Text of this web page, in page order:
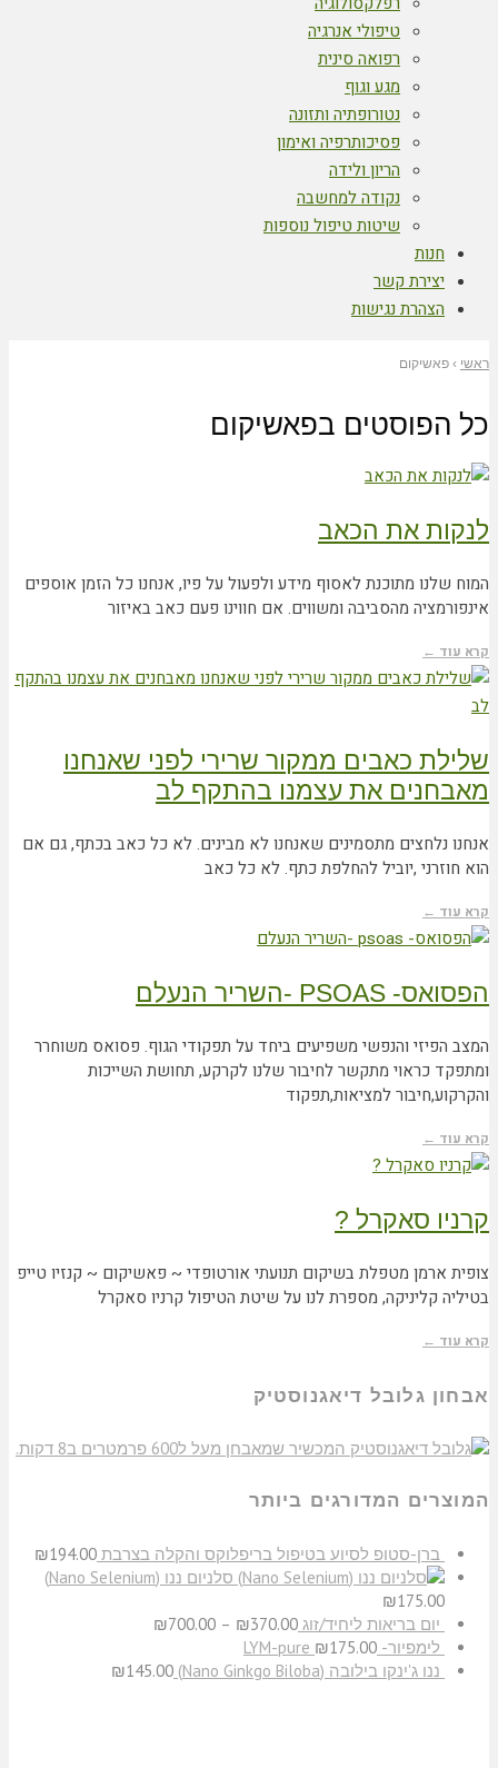
טיפולי אנרגיה
רפואה סינית
מגע וגוף
נטורופתיה ותזונה
פסיכותרפיה ואימון
הריון ולידה
נקודה למחשבה
שיטות טיפול נוספות
חנות
יצירת קשר
הצהרת נגישות
ראשי › פאשיקום
כל הפוסטים בפאשיקום
לנקות את הכאב
המוח שלנו מתוכנת לאסוף מידע ולפעול על פיו‫, אנחנו כל הזמן אוספים
אינפורמציה מהסביבה‫ ומשווים‫. אם חווינו פעם כאב באיזור
קרא עוד ←
שלילת כאבים ממקור שרירי לפני שאנחנו
מאבחנים את עצמנו בהתקף לב
אנחנו נלחצים מתסמינים שאנחנו לא מבינים. לא כל כאב בכתף, גם אם
הוא חוזרני ,יוביל להחלפת כתף. לא כל כאב
קרא עוד ←
הפסואס- PSOAS -השריר הנעלם
המצב הפיזי והנפשי משפיעים ביחד על תפקודי הגוף. פסואס משוחרר
ומתפקד כראוי מתקשר לחיבור שלנו לקרקע, תחושת השייכות
והקרקוע,חיבור למציאות,תפקוד
קרא עוד ←
קרניו סאקרל ?
צופית ארמן מטפלת בשיקום תנועתי אורטופדי ~ פאשיקום ~ קנזיו טייפ
בטיליה קליניקה, מספרת לנו על שיטת הטיפול קרניו סאקרל
קרא עוד ←
אבחון גלובל דיאגנוסטיק
המוצרים המדורגים ביותר
ברן-סטופ לסיוע בטיפול בריפלוקס והקלה בצרבת ₪194.00
סלניום ננו (Nano Selenium)
₪175.00
יום בריאות ליחיד/זוג
₪370.00
–
₪700.00
לימפיור- LYM-pure
₪175.00
​ננו ג'ינקו בילובה (Nano Ginkgo Biloba)
₪145.00